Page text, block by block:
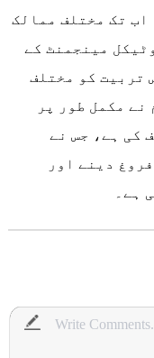
اب تک مختلف ممالک
مینجمنٹ کے
تربیت کو مختلف
مکمل طور پر
کی ہے، جس نے
دینے اور
ہے۔